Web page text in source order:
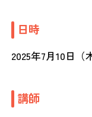
日時
2025年7月10日（
講師